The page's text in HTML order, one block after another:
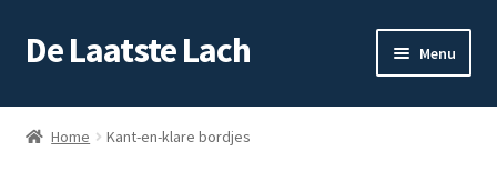
Skip
to
Skip
to
De Laatste Lach Menu
Home
Home Kant-en-klare bordjes